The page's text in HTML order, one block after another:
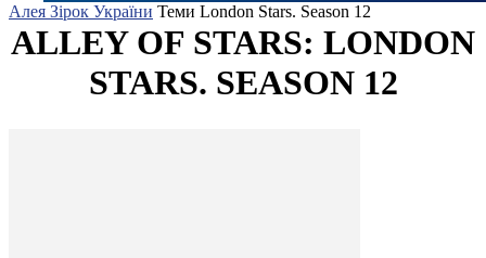
Алея Зірок України Теми London Stars. Season 12
ALLEY OF STARS: LONDON
STARS. SEASON 12